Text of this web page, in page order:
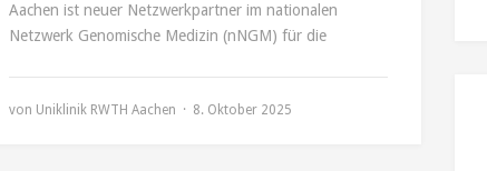
Aachen ist neuer Netzwerkpartner im nationalen
Netzwerk Genomische Medizin (nNGM) für die
von Uniklinik RWTH Aachen 8. Oktober 2025